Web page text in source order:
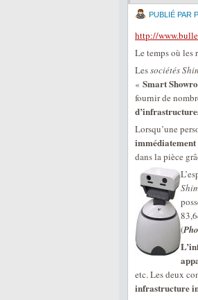
PUBLIÉ PAR
http://
Le temps où les
Lessociétés
« Smart
fournir de
Lorsqu’une
dans la pièce
(
etc. Les deux
infrastructure